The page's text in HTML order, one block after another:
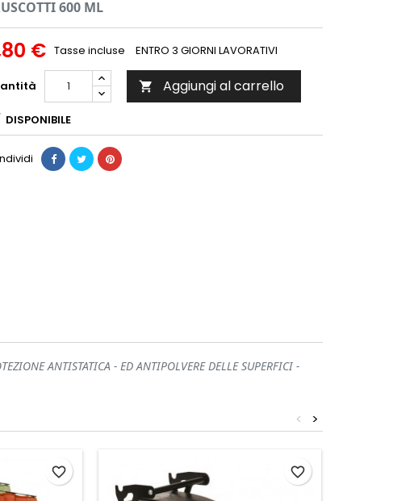
600 ML
€ Tasse incluse ENTRO 3 GIORNI LAVORATIVI
 Aggiungi al carrello
DISPONIBILE
ANTISTATICA - ED ANTIPOLVERE DELLE SUPERFICI -
>
<
favorite_border favorite_border